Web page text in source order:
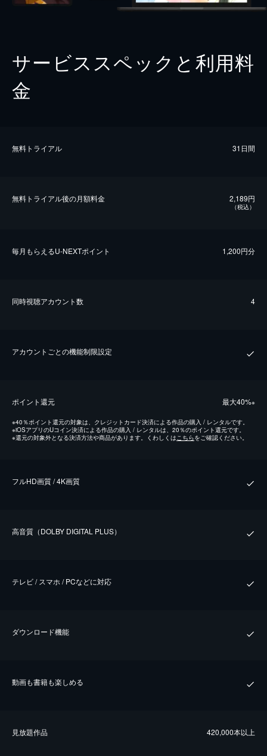
サービススペックと利用料
金
無料トライアル 31日間
無料トライアル後の⽉額料金 2,189円
（税込）
毎⽉もらえるU-NEXTポイント 1,200円分
同時視聴アカウント数 4
アカウントごとの機能制限設定
ポイント還元 最⼤40%※
※40％ポイント還元の対象は、クレジットカード決済による作品の購入 / レンタルです。
※iOSアプリのUコイン決済による作品の購入 / レンタルは、20％のポイント還元です。
※還元の対象外となる決済方法や商品があります。くわしくはこちらをご確認ください。
フルHD画質 / 4K画質
⾼⾳質（DOLBY DIGITAL PLUS）
テレビ / スマホ / PCなどに対応
ダウンロード機能
動画も書籍も楽しめる
⾒放題作品 420,000本以上